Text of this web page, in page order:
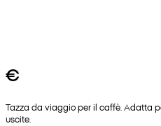
€
Tazza da viaggio per il caffè. Adatta
uscite.